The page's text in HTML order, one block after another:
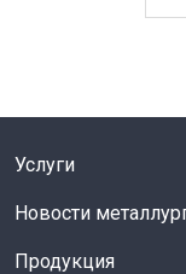
Услуги
Новости
Продукция